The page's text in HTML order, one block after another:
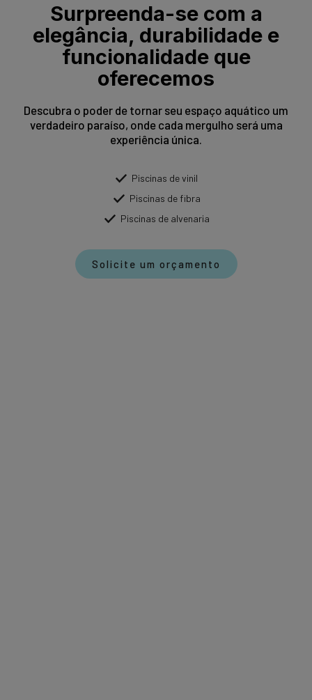
Surpreenda-se com a
elegância, durabilidade e
funcionalidade que
oferecemos
Descubra o poder de tornar seu espaço aquático um
verdadeiro paraíso, onde cada mergulho será uma
experiência única.
Piscinas de vinil
Piscinas de fibra
Piscinas de alvenaria
Solicite um orçamento